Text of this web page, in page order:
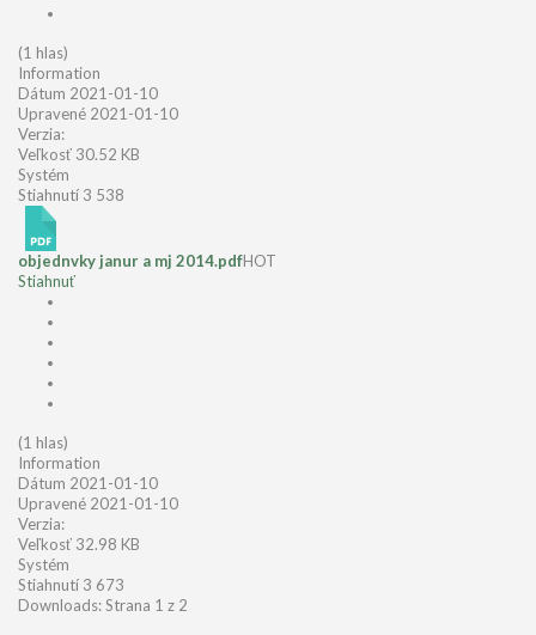
(1 hlas)
Information
Dátum 2021-01-10
Upravené 2021-01-10
Verzia:
Veľkosť 30.52 KB
Systém
Stiahnutí 3 538
objednvky janur a mj 2014.pdfHOT
Stiahnuť
(1 hlas)
Information
Dátum 2021-01-10
Upravené 2021-01-10
Verzia:
Veľkosť 32.98 KB
Systém
Stiahnutí 3 673
Downloads: Strana 1 z 2